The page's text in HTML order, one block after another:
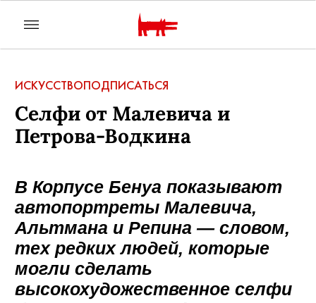
ИСКУССТВОПОДПИСАТЬСЯ
Селфи от Малевича и
Петрова-Водкина
В Корпусе Бенуа показывают
автопортреты Малевича,
Альтмана и Репина — словом,
тех редких людей, которые
могли сделать
высокохудожественное селфи